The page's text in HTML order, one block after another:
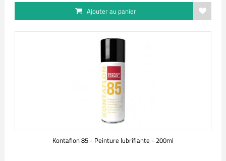
Ajouter au panier
Kontaflon 85 - Peinture lubrifiante - 200ml